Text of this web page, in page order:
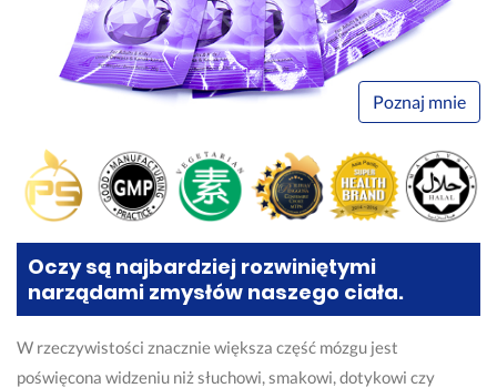
Poznaj mnie
Oczy są najbardziej rozwiniętymi
narządami zmysłów naszego ciała.
W rzeczywistości znacznie większa część mózgu jest
poświęcona widzeniu niż słuchowi, smakowi, dotykowi czy